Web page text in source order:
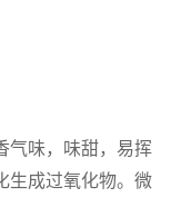
气味，味甜，易挥
生成过氧化物。微